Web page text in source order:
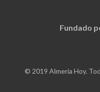
Fundado
© 2019 Almería Hoy.